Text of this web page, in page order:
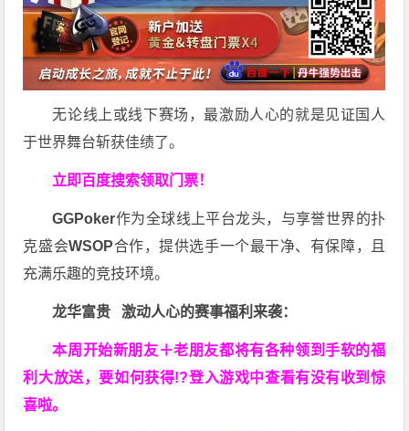
无论线上或线下赛场，最激励人心的就是见证国人
于世界舞台斩获佳绩了。
立即百度搜索领取门票！
GGPoker作为全球线上平台龙头，与享誉世界的扑
克盛会WSOP合作，提供选手一个最干净、有保障，且
充满乐趣的竞技环境。
龙华富贵 激动人心的赛事福利来袭：
本周开始新朋友＋老朋友都将有各种领到手软的福
利大放送，要如何获得!?登入游戏中查看有没有收到惊
喜啦。